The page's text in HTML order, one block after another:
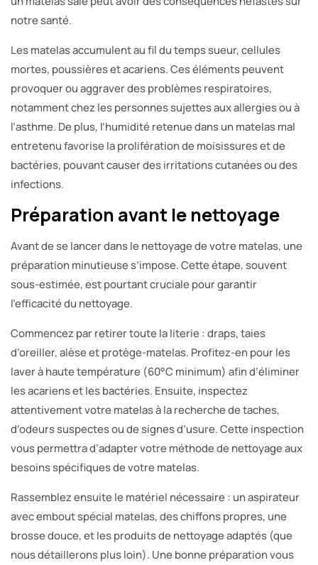
notre santé.
Les matelas accumulent au fil du temps sueur, cellules
mortes, poussières et acariens. Ces éléments peuvent
provoquer ou aggraver des problèmes respiratoires,
notamment chez les personnes sujettes aux allergies ou à
l’asthme. De plus, l’humidité retenue dans un matelas mal
entretenu favorise la prolifération de moisissures et de
bactéries, pouvant causer des irritations cutanées ou des
infections.
Préparation avant le nettoyage
Avant de se lancer dans le nettoyage de votre matelas, une
préparation minutieuse s’impose. Cette étape, souvent
sous-estimée, est pourtant cruciale pour garantir
l’efficacité du nettoyage.
Commencez par retirer toute la literie : draps, taies
d’oreiller, alèse et protège-matelas. Profitez-en pour les
laver à haute température (60°C minimum) afin d’éliminer
les acariens et les bactéries. Ensuite, inspectez
attentivement votre matelas à la recherche de taches,
d’odeurs suspectes ou de signes d’usure. Cette inspection
vous permettra d’adapter votre méthode de nettoyage aux
besoins spécifiques de votre matelas.
Rassemblez ensuite le matériel nécessaire : un aspirateur
avec embout spécial matelas, des chiffons propres, une
brosse douce, et les produits de nettoyage adaptés (que
nous détaillerons plus loin). Une bonne préparation vous